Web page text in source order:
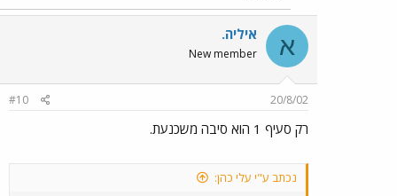
א איליה.
New member
20/8/02
#10
רק סעיף 1 הוא סיבה משכנעת.
נכתב ע"י עלי כהן: